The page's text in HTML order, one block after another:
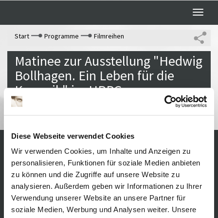
Diese Webseite verwendet Cookies
Wir verwenden Cookies, um Inhalte und Anzeigen zu
personalisieren, Funktionen für soziale Medien anbieten
zu können und die Zugriffe auf unsere Website zu
analysieren. Außerdem geben wir Informationen zu Ihrer
Verwendung unserer Website an unsere Partner für
soziale Medien, Werbung und Analysen weiter. Unsere
Toggle
Start
Programme Filmreihen
Matinee zur Ausstellung "Hedwig
Bollhagen. Ein Leben für die
Keramik" im HBPG
Visiting the museum
Opening times /
Admission
Media education
About
Freundeskreis
Impressum
Sitemap
Datenschutz
Cookie-